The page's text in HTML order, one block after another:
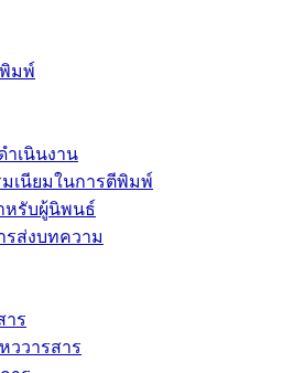
มพ์
เนินงาน
เนียมในการตีพิมพ์
หรับผู้นิพนธ์
ส่งบทความ
าร
ววารสาร